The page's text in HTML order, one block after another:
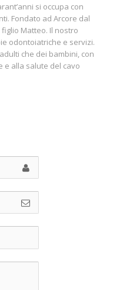
si occupa con
Fondato ad Arcore dal
Matteo. Il nostro
odontoiatriche e servizi.
che dei bambini, con
alla salute del cavo